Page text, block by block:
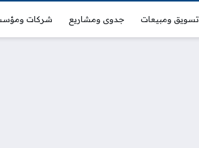
تسويق ومبيعات جدوى ومشاريع شركات